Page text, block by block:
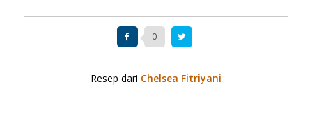
0
Resep dari Chelsea Fitriyani